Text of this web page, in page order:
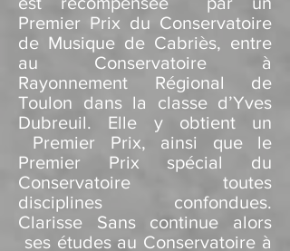
Premier Prix du Conservatoire
de Musique de Cabriès, entre
au Conservatoire à
Rayonnement Régional de
Toulon dans la classe d’Yves
Dubreuil. Elle y obtient un
Premier Prix, ainsi que le
Premier Prix spécial du
Conservatoire toutes
disciplines confondues.
Clarisse Sans continue alors
ses études au Conservatoire à